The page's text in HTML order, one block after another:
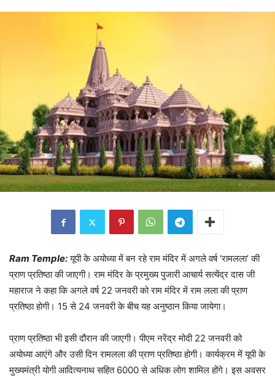
Ram Temple:यूपी के अयोध्या में बन रहे राम मंदिर में अगले वर्ष ‘रामलला’ की
प्राण प्रतिष्ठा की जाएगी। राम मंदिर के प्रमुख्य पुजारी आचार्य सत्येंद्र दास जी
महाराज ने कहा कि अगले वर्ष 22 जनवरी को राम मंदिर में राम लला की प्राण
प्रतिष्ठा होगी। 15 से 24 जनवरी के बीच यह अनुष्ठान किया जायेगा।
प्राण प्रतिष्ठा भी इसी दौरान की जाएगी। पीएम नरेंद्र मोदी 22 जनवरी को
अयोध्या आएंगे और उसी दिन रामलला की प्राण प्रतिष्ठा होगी। कार्यक्रम में यूपी के
मुख्यमंत्री योगी आदित्यनाथ सहित 6000 से अधिक लोग शामिल होंगे। इस अवसर